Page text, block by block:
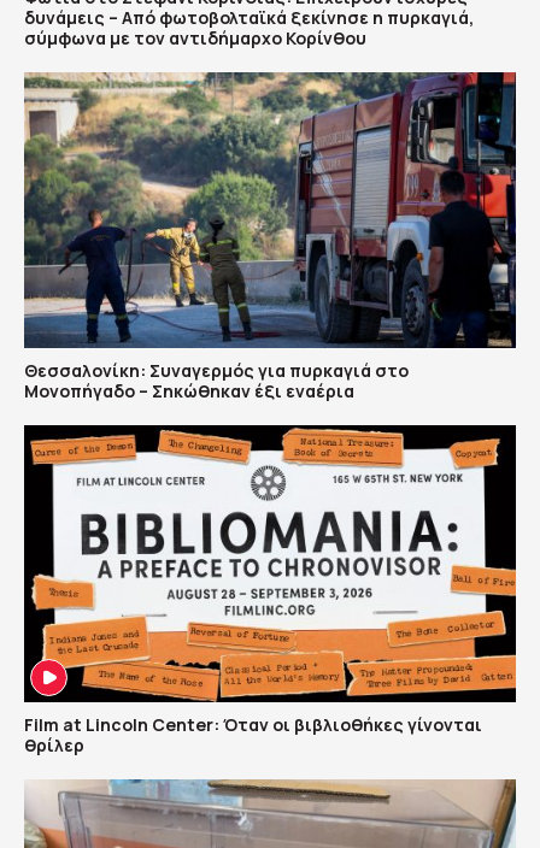
δυνάμεις – Από φωτοβολταϊκά ξεκίνησε η πυρκαγιά,
σύμφωνα με τον αντιδήμαρχο Κορίνθου
Θεσσαλονίκη: Συναγερμός για πυρκαγιά στο
Μονοπήγαδο – Σηκώθηκαν έξι εναέρια
Film at Lincoln Center: Όταν οι βιβλιοθήκες γίνονται
θρίλερ